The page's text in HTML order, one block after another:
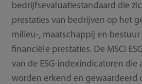
bedrijfsevaluatiestandaard die
prestaties van bedrijven op het
milieu-, maatschappij en bestuur
financiële prestaties. De MSCI
van de ESG-indexindicatoren die
worden erkend en gewaardeerd